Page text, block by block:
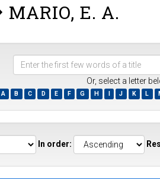
MARIO, E. A.
Enter
the
few
words
Or, select a letter
A B C D E F G H J K L
In order: